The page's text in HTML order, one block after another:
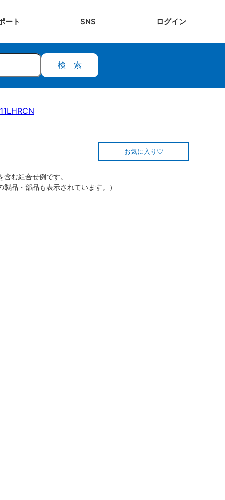
ート SNS ログイン
検索
お気に入り
む組合せ例です。
製品・部品も表示されています。）